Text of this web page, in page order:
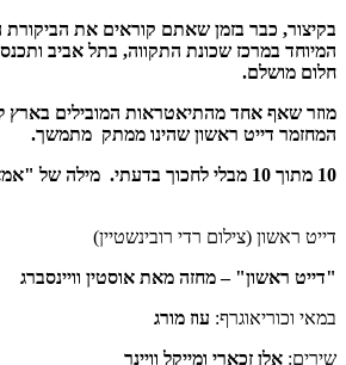
בקיצור, כבר בזמן שאתם קוראים את הביקורת
המיוחד במרכז שכונת התקווה, בתל אביב
חלום מושלם.
מוזר שאף אחד מהתיאטראות המובילים בארץ
המחזמר דייט ראשון שהינו ממתק מתמשך.
10 מתוך 10 מבלי לחכוך בדעתי.
מילה של
דייט ראשון (צילום רדי רובינשטיין)
"דייט ראשון" – מחזה מאת אוסטין וויינסברג
במאי וכוריאוגרף: עוז מורג
שירים: אלן זכארי ומייקל וויינר